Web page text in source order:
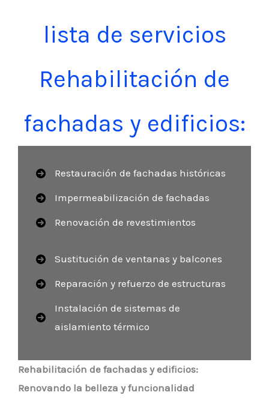
lista de servicios
Rehabilitación de
fachadas y edificios:
Restauración de fachadas históricas
Impermeabilización de fachadas
Renovación de revestimientos
Sustitución de ventanas y balcones
Reparación y refuerzo de estructuras
Instalación de sistemas de
aislamiento térmico
Rehabilitación de fachadas y edificios:
Renovando la belleza y funcionalidad